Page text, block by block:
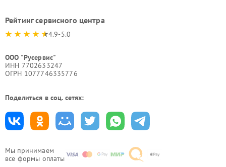
Мы принимаем
все формы оплаты
Рейтинг сервисного центра
4.9-5.0
ООО "Русервис"
ИНН 7702633247
ОГРН 1077746335776
Поделиться в соц. сетях: